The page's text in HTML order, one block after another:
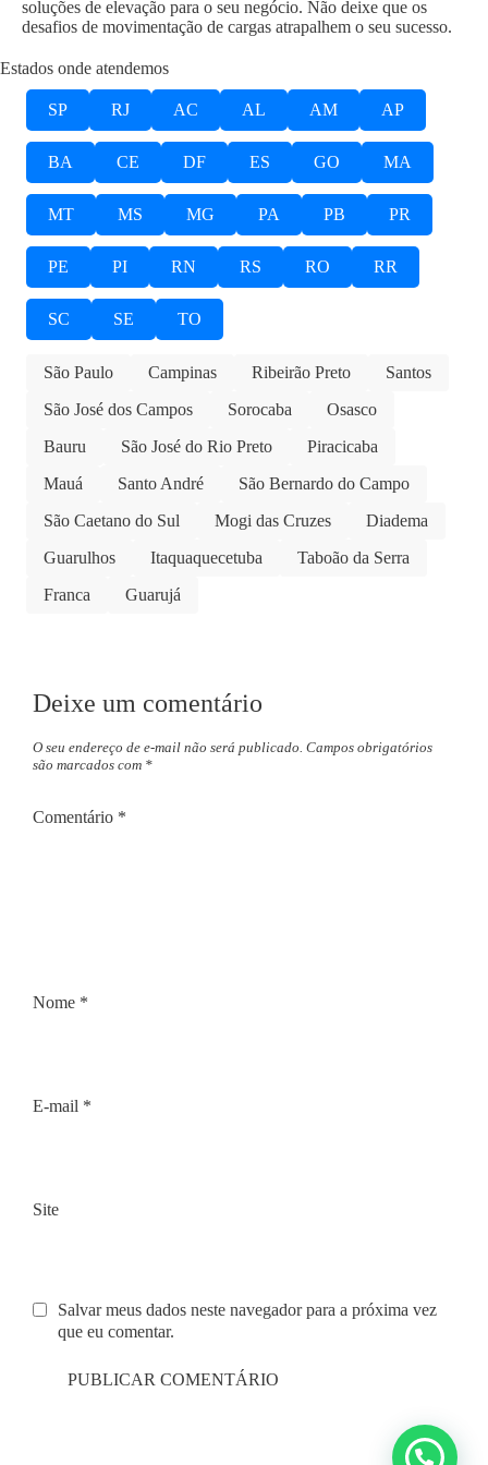
soluções de elevação para o seu negócio. Não deixe que os
desafios de movimentação de cargas atrapalhem o seu sucesso.
Estados onde atendemos
SP RJ AC AL AM AP
BA CE DF ES GO MA
MT MS MG PA PB PR
PE PI RN RS RO RR
SC SE TO
São Paulo Campinas Ribeirão Preto
Santos
São José dos Campos
Sorocaba
Osasco
Bauru
São José do Rio Preto
Piracicaba
Mauá
Santo André
São Bernardo do Campo
São Caetano do Sul
Mogi das Cruzes
Diadema
Guarulhos
Itaquaquecetuba
Taboão da Serra
Franca
Guarujá
Deixe um comentário
O seu endereço de e-mail não será publicado. Campos obrigatórios
são marcados com *
Comentário *
Nome *
E-mail *
Site
Salvar meus dados neste navegador para a próxima vez
que eu comentar.